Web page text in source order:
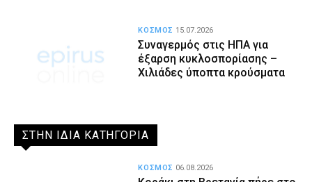
Συναγερμός στις ΗΠΑ για
έξαρση κυκλοσπορίασης –
Χιλιάδες ύποπτα κρούσματα
ΚΟΣΜΟΣ 15.07.2026
ΣΤΗΝ ΙΔΙΑ ΚΑΤΗΓΟΡΙΑ
ΚΟΣΜΟΣ 06.08.2026